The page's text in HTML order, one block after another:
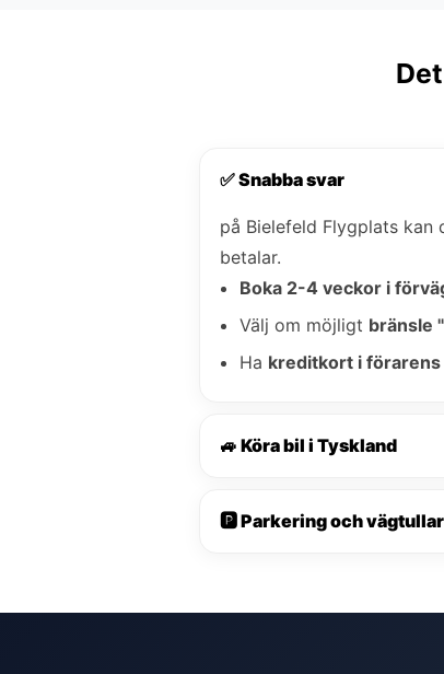
✅ Snabba svar
på Bielefeld Flygplats kan
betalar.
Boka 2-4 veckor i
Välj om möjligt bränsle
Ha kreditkort i förarens
🚙 Köra bil i Tyskland
🅿️ Parkering och vägtullar